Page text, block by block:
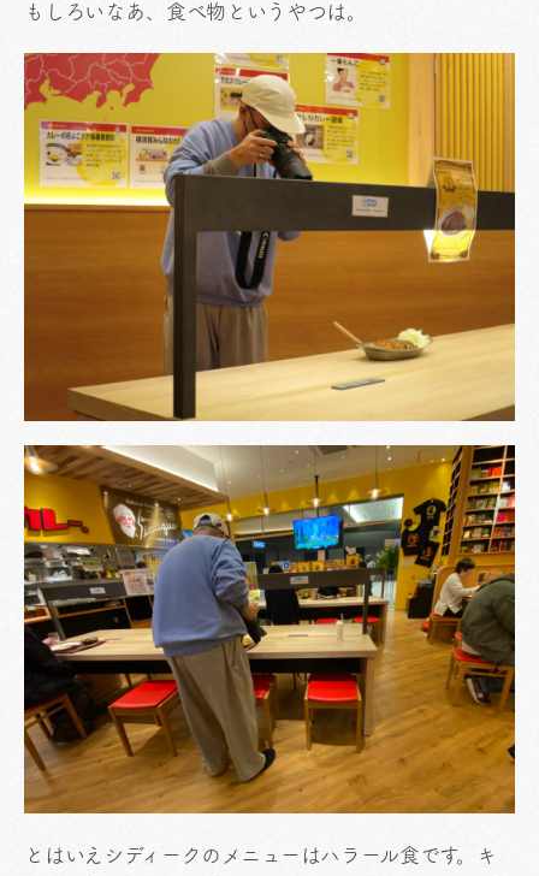
もしろいなあ、食べ物というやつは。
とはいえシディークのメニューはハラール食です。キ